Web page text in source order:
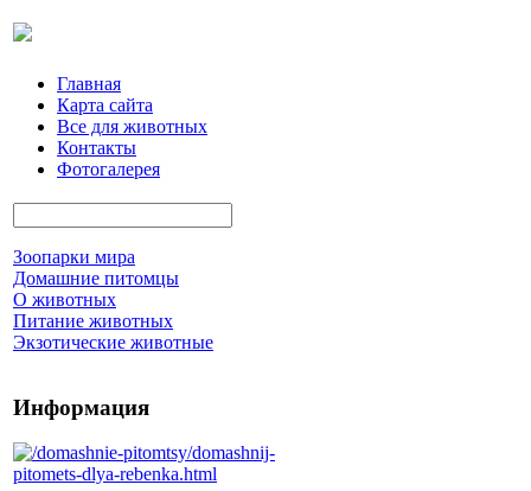
Главная
Карта сайта
Все для животных
Контакты
Фотогалерея
Зоопарки мира
Домашние питомцы
О животных
Питание животных
Экзотические животные
Информация